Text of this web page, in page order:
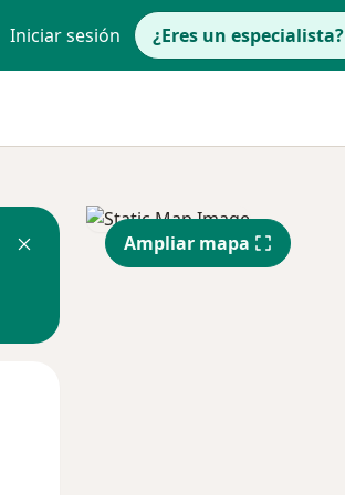
Iniciar sesión ¿Eres un especialista?
Ampliar mapa